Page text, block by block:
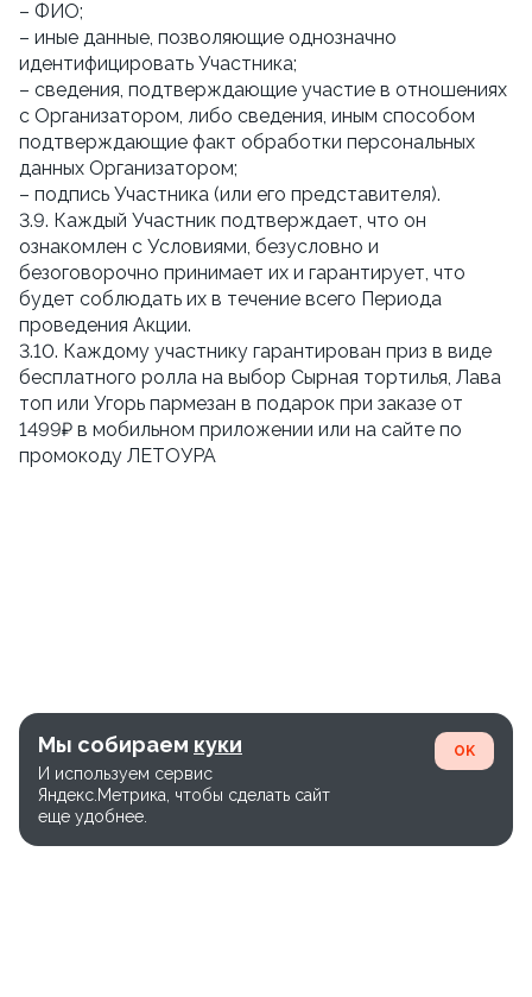
– ФИО;
– иные данные, позволяющие однозначно
идентифицировать Участника;
– сведения, подтверждающие участие в отношениях
с Организатором, либо сведения, иным способом
подтверждающие факт обработки персональных
данных Организатором;
– подпись Участника (или его представителя).
3.9. Каждый Участник подтверждает, что он
ознакомлен с Условиями, безусловно и
безоговорочно принимает их и гарантирует, что
будет соблюдать их в течение всего Периода
проведения Акции.
3.10. Каждому участнику гарантирован приз в виде
бесплатного ролла на выбор Сырная тортилья, Лава
топ или Угорь пармезан в подарок при заказе от
1499₽ в мобильном приложении или на сайте по
промокоду ЛЕТОУРА
Мы собираем куки
И используем сервис
Яндекс.Метрика, чтобы сделать сайт
еще удобнее.
OK